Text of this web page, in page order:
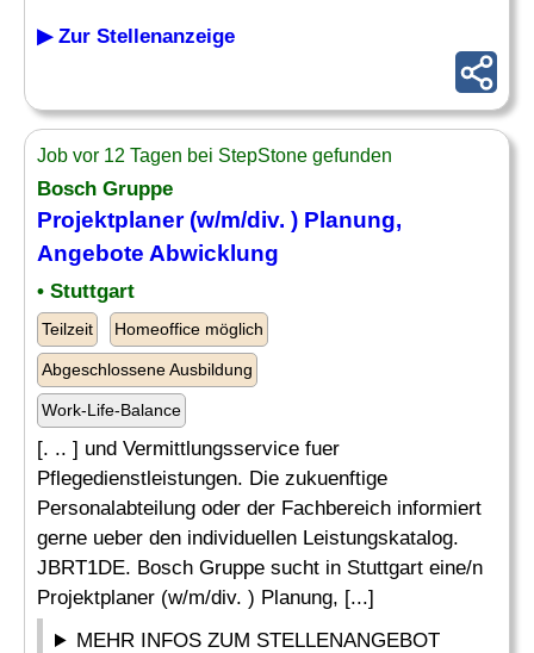
▶ Zur Stellenanzeige
Job vor 12 Tagen bei StepStone gefunden
Bosch Gruppe
Projektplaner (w/m/div. ) Planung,
Angebote Abwicklung
• Stuttgart
Teilzeit Homeoffice möglich
Abgeschlossene Ausbildung
Work-Life-Balance
[. .. ] und Vermittlungsservice fuer
Pflegedienstleistungen. Die zukuenftige
Personalabteilung oder der Fachbereich informiert
gerne ueber den individuellen Leistungskatalog.
JBRT1DE. Bosch Gruppe sucht in Stuttgart eine/n
Projektplaner (w/m/div. ) Planung, [...]
MEHR INFOS ZUM STELLENANGEBOT